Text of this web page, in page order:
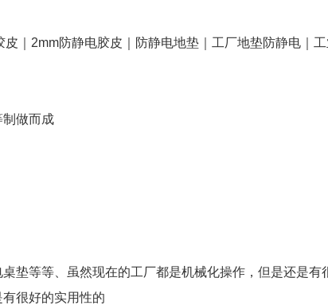
｜2mm防静电胶皮｜防静电地垫｜工厂地垫防静电｜
制做而成
垫等等、虽然现在的工厂都是机械化操作，但是还是有
很好的实用性的